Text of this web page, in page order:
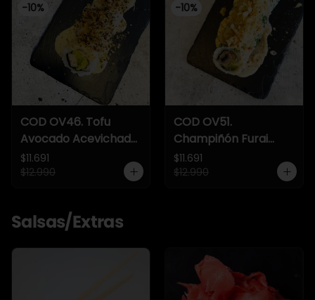
-10%
COD OV46. Tofu
Avocado Acevichado
Crunch
$11.691
$12.990
-10%
COD OV51.
Champiñón Furai
Acevichado Crunch
$11.691
$12.990
Salsas/Extras